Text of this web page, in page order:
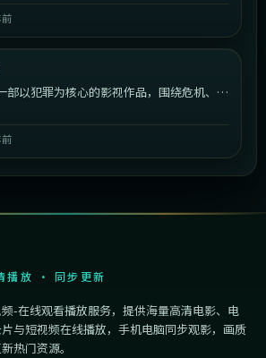
以犯罪为核心的影视作品，围绕危机、反
体节奏紧凑，值得推荐观看。
播放 · 同步更新
-在线观看播放服务，提供海量高清电影、电
与短视频在线播放，手机电脑同步观影，画质
热门资源。